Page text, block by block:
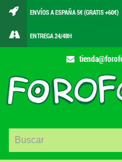
ENVÍOS A ESPAÑA 5€ (GRATIS +60€)
ENTREGA 24/48H